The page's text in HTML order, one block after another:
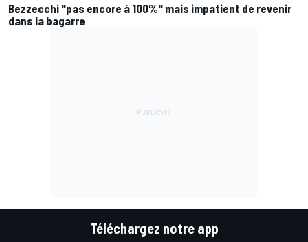
Bezzecchi "pas encore à 100%" mais impatient de revenir
dans la bagarre
Téléchargez notre app